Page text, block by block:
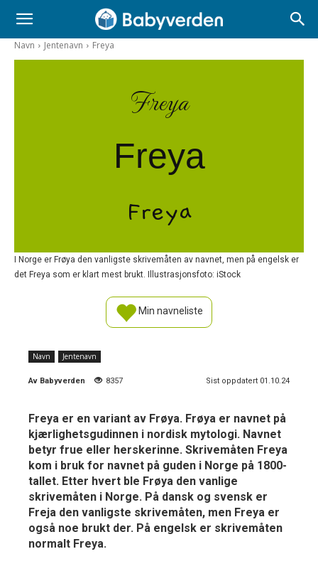
Navn Jentenavn Freya
Freya
Freya
Freya
I Norge er Frøya den vanligste skrivemåten av navnet, men på engelsk er
det Freya som er klart mest brukt. Illustrasjonsfoto: iStock
Min navneliste
Navn Jentenavn
Av Babyverden 8357 Sist oppdatert 01.10.24
Freya er en variant av Frøya. Frøya er navnet på
kjærlighetsgudinnen i nordisk mytologi. Navnet
betyr frue eller herskerinne. Skrivemåten Freya
kom i bruk for navnet på guden i Norge på 1800-
tallet. Etter hvert ble Frøya den vanlige
skrivemåten i Norge. På dansk og svensk er
Freja den vanligste skrivemåten, men Freya er
også noe brukt der. På engelsk er skrivemåten
normalt Freya.